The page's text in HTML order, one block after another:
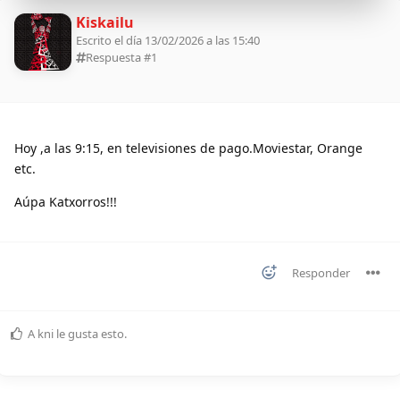
Kiskailu
Escrito el día 13/02/2026 a las 15:40
Respuesta #1
Hoy ,a las 9:15, en televisiones de pago.Moviestar, Orange
etc.
Aúpa Katxorros!!!
Responder
A kni le gusta esto.